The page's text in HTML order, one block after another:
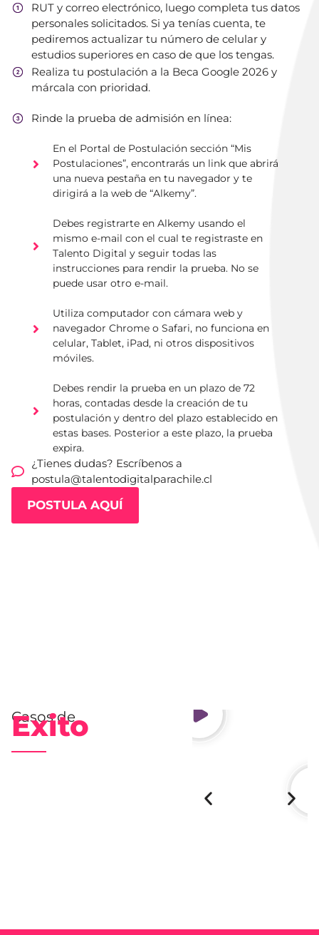
RUT y correo electrónico, luego completa tus datos
personales solicitados. Si ya tenías cuenta, te
pediremos actualizar tu número de celular y
estudios superiores en caso de que los tengas.
2
Realiza tu postulación a la Beca Google 2026 y
márcala con prioridad.
3 Rinde la prueba de admisión en línea:
En el Portal de Postulación sección “Mis
Postulaciones”, encontrarás un link que abrirá
una nueva pestaña en tu navegador y te
dirigirá a la web de “Alkemy”.
Debes registrarte en Alkemy usando el
mismo e-mail con el cual te registraste en
Talento Digital y seguir todas las
instrucciones para rendir la prueba. No se
puede usar otro e-mail.
Utiliza computador con cámara web y
navegador Chrome o Safari, no funciona en
celular, Tablet, iPad, ni otros dispositivos
móviles.
Debes rendir la prueba en un plazo de 72
horas, contadas desde la creación de tu
postulación y dentro del plazo establecido en
estas bases. Posterior a este plazo, la prueba
expira.
¿Tienes dudas? Escríbenos a
postula@talentodigitalparachile.cl
POSTULA AQUÍ
Casos de
Exito